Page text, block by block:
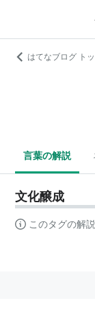
はてなブログ ト
言葉の解説
文化醸成
このタグの解